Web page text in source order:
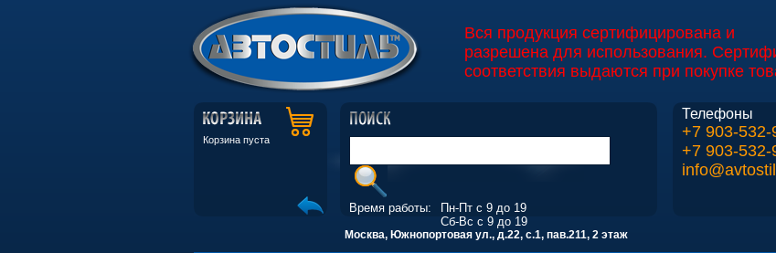
Вся продукция сертифицирована и
разрешена для использования.
соответствия выдаются при покупке
Корзина пуста
Телефоны
+7 903-532-
+7 903-532-
Время работы:
Пн-Пт с 9 до 19
Сб-Вс с 9 до 19
Москва, Южнопортовая ул., д.22, с.1, пав.211, 2 этаж